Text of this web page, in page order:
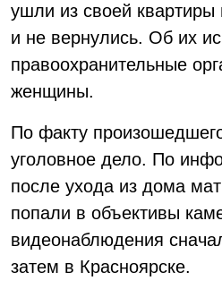
ушли из своей
и не вернулись. Об их
правоохранительные
женщины.
По факту
уголовное дело. По
после ухода из дома
попали в объективы
видеонаблюдения
затем в Красноярске.